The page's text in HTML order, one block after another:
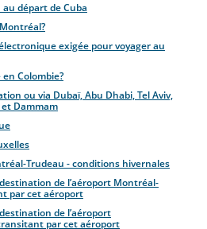
départ de Cuba
exigée pour voyager au
Colombie?
ou via Dubaï, Abu Dhabi, Tel Aviv,
Dammam
Trudeau - conditions hivernales
de l’aéroport Montréal-
par cet aéroport
de l’aéroport
par cet aéroport